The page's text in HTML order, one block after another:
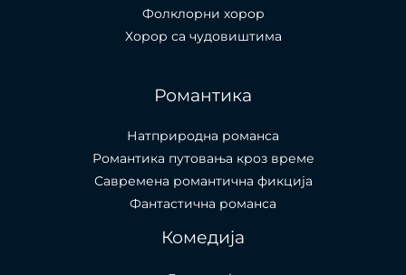
Фолклорни хорор
Хорор са чудовиштима
Романтика
Натприродна романса
Романтика путовања кроз време
Савремена романтична фикција
Фантастична романса
Комедија